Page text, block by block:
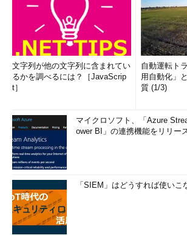
もしリモート・デスクトップ上でアクセス
たら、ローカル・コンピュータ上で対象ファ
クセス権を確認し、そのうえでアクセス権を
別のユーザーで起動し直したり、といった対
う。
■関連記事（Windows Server Insider）
強化されたターミナル・サービス （
2003完全ガイド）
ターミナル・サービスによるクライア
（Windows Server 2008の基礎知識）
■この記事と関連性の高い別の記事
リモート・デスクトップでリモート・
文字列が他の文字列に含まれてい
るかを調べるには？［JavaScrip
t］
自動運転ト
用自動化」
質 (1/3)
マイクロソフト、「Azure
ower BI」の連携機能をリリー
「SIEM」はどうすれば使いこ